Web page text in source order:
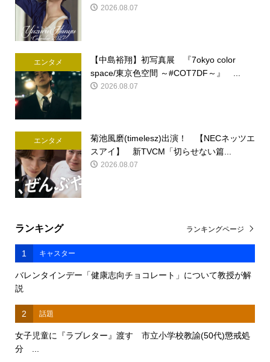
2026.08.07
エンタメ
【中島裕翔】初写真展 『7okyo color
space/東京色空間 ～#COT7DF～』 ...
2026.08.07
エンタメ
菊池風磨(timelesz)出演！ 【NECネッツエ
スアイ】 新TVCM「切らせない篇...
2026.08.07
ランキング
1 キャスター
バレンタインデー「健康志向チョコレート」について教授が解
説
2 話題
女子児童に『ラブレター』渡す 市立小学校教諭(50代)懲戒処
分 ...
ランキングページ